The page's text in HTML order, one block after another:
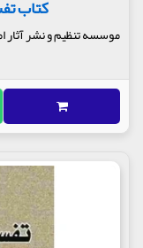
کتاب
موسسه تنظیم و نشر آثار